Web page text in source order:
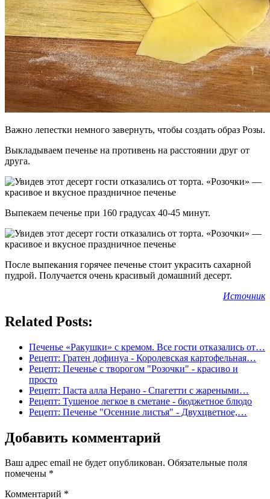
Важно лепестки немного завернуть, чтобы создать образ Розы.
Выкладываем печенье на противень на расстоянии друг от
друга.
Выпекаем печенье при 160 градусах 40-45 минут.
После выпекания горячее печенье стоит украсить сахарной
пудрой. Получается очень красивый домашний десерт.
Источник
Related Posts:
Печенье «Ракушки» с кремом. Все гости отказались от…
Рецепт: Гратен дофинуа - Королевская картофельная…
Рецепт: Печенье с творогом "Розочки" - красиво и
просто
Рецепт: Паста алла Нерано - Спагетти с жареными…
Рецепт: Тушеное легкое в сметане - бюджетное блюдо
Рецепт: Печенье "Осенние листья" - Двухцветное,…
Добавить комментарий
Ваш адрес email не будет опубликован. Обязательные поля
помечены *
Комментарий *